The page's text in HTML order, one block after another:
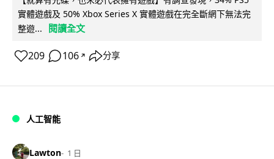
實體遊戲及 50% Xbox Series X 實體遊戲在完全斷網下無法完
整遊...
閱讀全文
209 106 ↗ 分享
人工智能
Lawton 1 日